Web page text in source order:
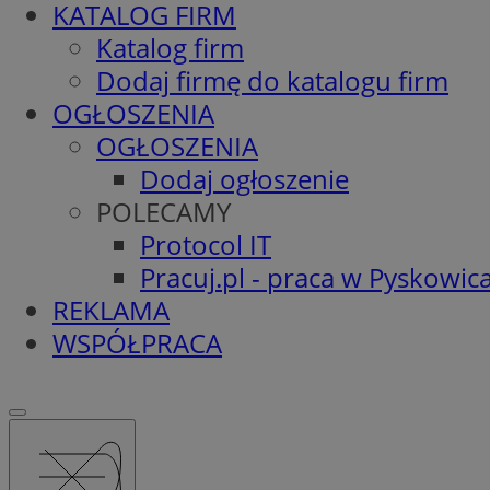
KATALOG FIRM
Katalog firm
Dodaj firmę do katalogu firm
OGŁOSZENIA
OGŁOSZENIA
Dodaj ogłoszenie
POLECAMY
Protocol IT
Pracuj.pl - praca w
REKLAMA
WSPÓŁPRACA